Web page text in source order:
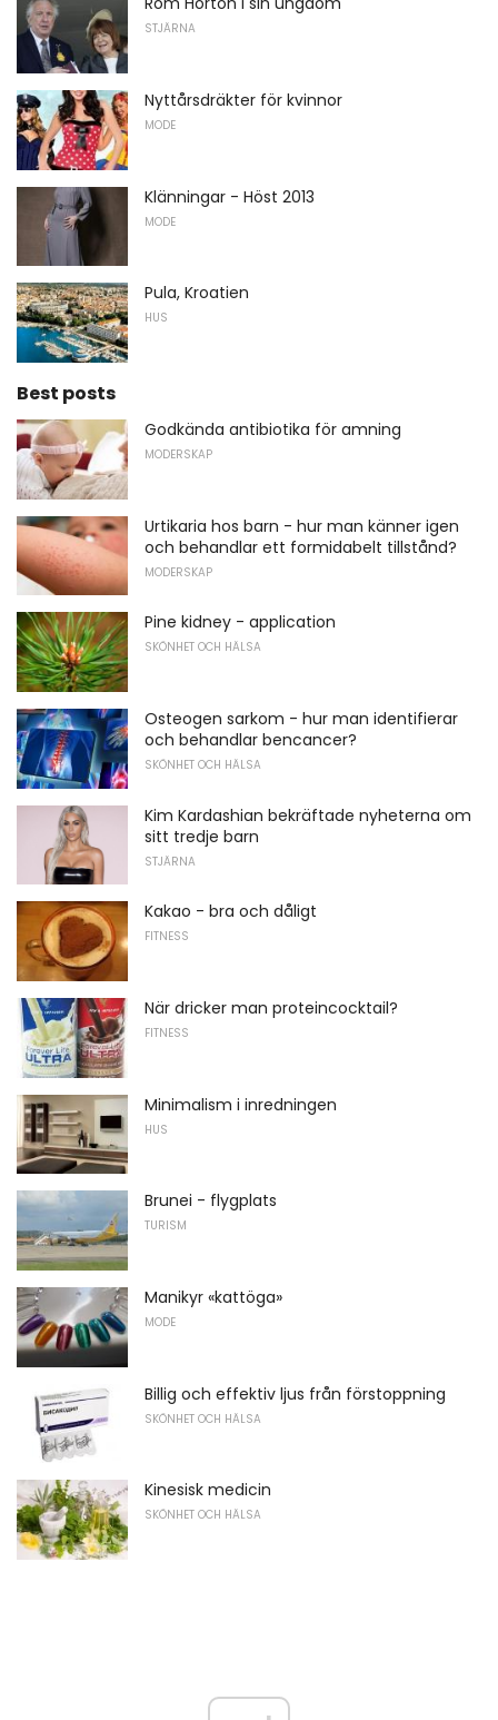
STJÄRNA
Nyttårsdräkter för kvinnor
MODE
Klänningar - Höst 2013
MODE
Pula, Kroatien
HUS
Best posts
Godkända antibiotika för amning
MODERSKAP
Urtikaria hos barn - hur man känner igen
och behandlar ett formidabelt tillstånd?
MODERSKAP
Pine kidney - application
SKÖNHET OCH HÄLSA
Osteogen sarkom - hur man identifierar
och behandlar bencancer?
SKÖNHET OCH HÄLSA
Kim Kardashian bekräftade nyheterna om
sitt tredje barn
STJÄRNA
Kakao - bra och dåligt
FITNESS
När dricker man proteincocktail?
FITNESS
Minimalism i inredningen
HUS
Brunei - flygplats
TURISM
Manikyr «kattöga»
MODE
Billig och effektiv ljus från förstoppning
SKÖNHET OCH HÄLSA
Kinesisk medicin
SKÖNHET OCH HÄLSA